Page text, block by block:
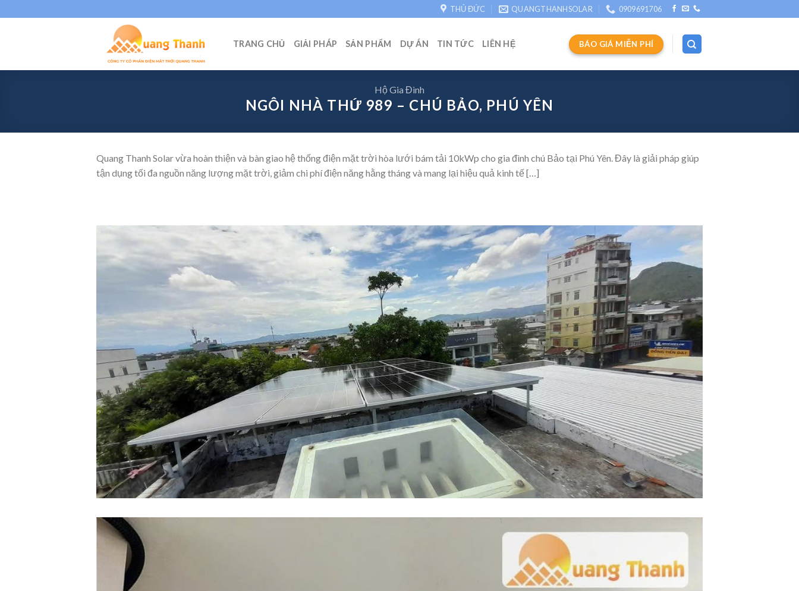
to
THỦ ĐỨC QUANGTHANHSOLAR 0909691706
TRANG CHỦ GIẢI PHÁP SẢN PHẨM DỰ ÁN TIN TỨC LIÊN HỆ BÁO GIÁ MIỄN PHÍ
Hộ Gia Đình
NGÔI NHÀ THỨ 989 – CHÚ BẢO, PHÚ YÊN
Quang Thanh Solar vừa hoàn thiện và bàn giao hệ thống điện mặt trời hòa lưới bám tải 10kWp cho gia đình chú Bảo tại Phú Yên. Đây là giải pháp giúp
tận dụng tối đa nguồn năng lượng mặt trời, giảm chi phí điện năng hằng tháng và mang lại hiệu quả kinh tế […]